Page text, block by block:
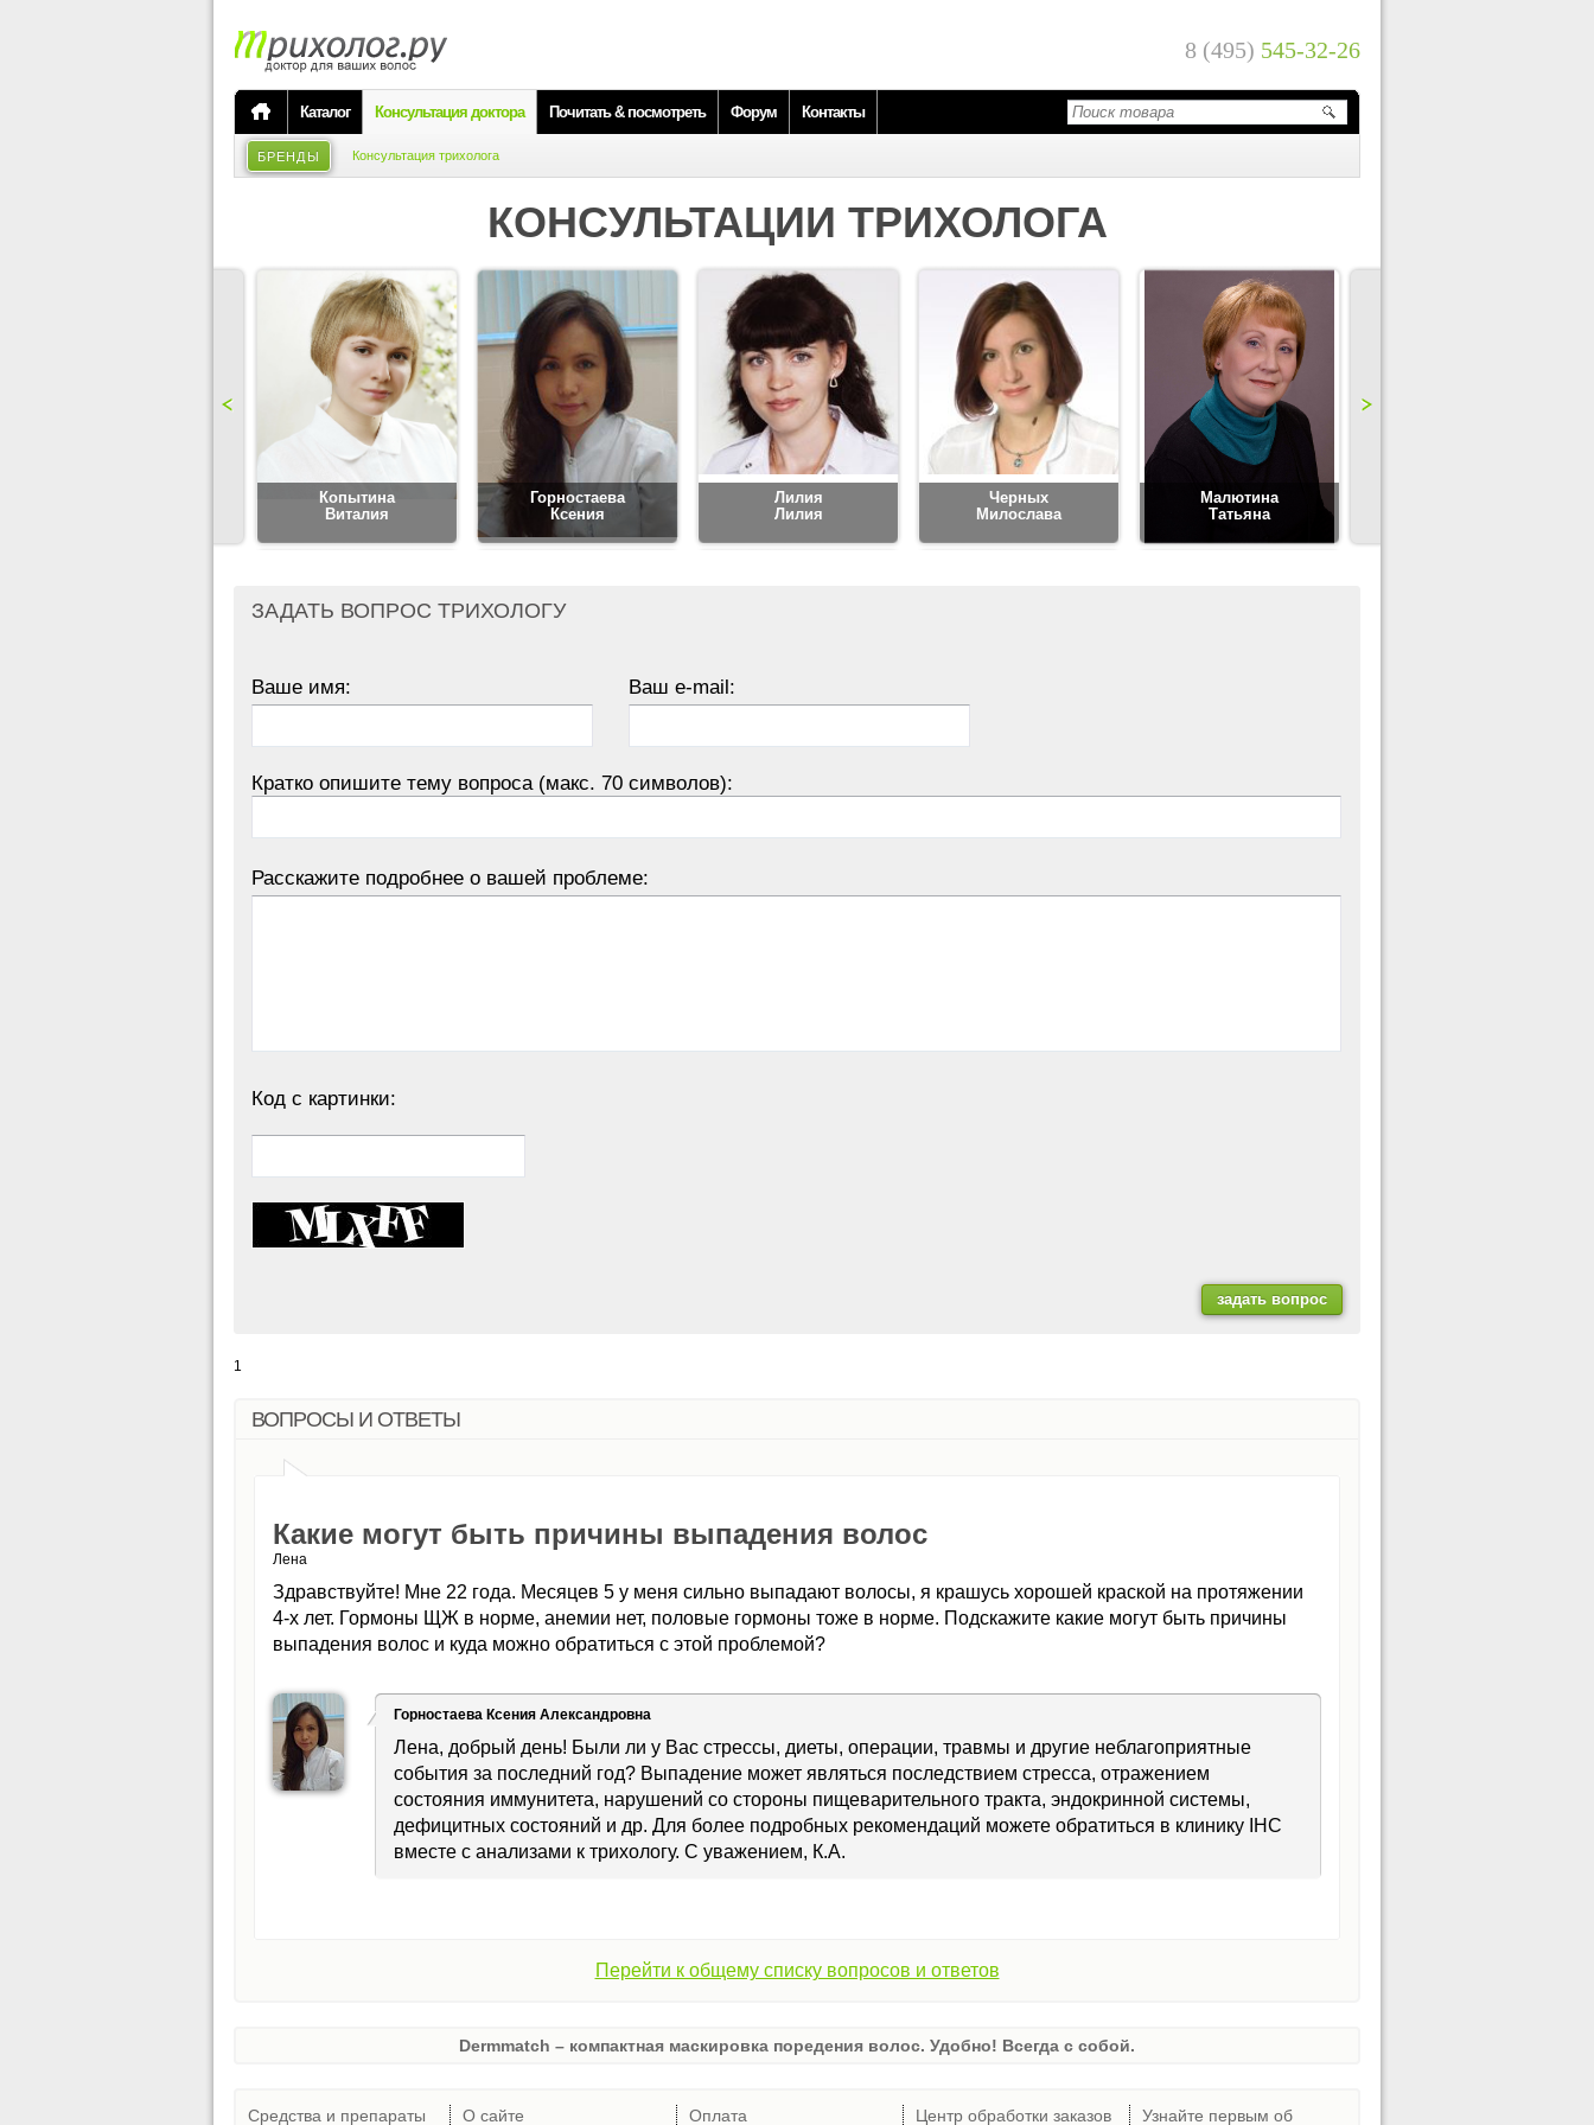
8 (495) 545-32-26
Каталог Консультация доктора Почитать & посмотреть Форум Контакты
БРЕНДЫ Консультация трихолога
КОНСУЛЬТАЦИИ ТРИХОЛОГА
Копытина
Виталия
Горностаева
Ксения
Лилия
Лилия
Черных
Милослава
Малютина
Татьяна
ЗАДАТЬ ВОПРОС ТРИХОЛОГУ
Ваше имя: Ваш e-mail:
Кратко опишите тему вопроса (макс. 70 символов):
Расскажите подробнее о вашей проблеме:
Код с картинки:
1
ВОПРОСЫ И ОТВЕТЫ
Какие могут быть причины выпадения волос
Лена
Здравствуйте! Мне 22 года. Месяцев 5 у меня сильно выпадают волосы, я крашусь хорошей краской на протяжении
4-х лет. Гормоны ЩЖ в норме, анемии нет, половые гормоны тоже в норме. Подскажите какие могут быть причины
выпадения волос и куда можно обратиться с этой проблемой?
Горностаева Ксения Александровна
Лена, добрый день! Были ли у Вас стрессы, диеты, операции, травмы и другие неблагоприятные
события за последний год? Выпадение может являться последствием стресса, отражением
состояния иммунитета, нарушений со стороны пищеварительного тракта, эндокринной системы,
дефицитных состояний и др. Для более подробных рекомендаций можете обратиться в клинику IHC
вместе с анализами к трихологу. С уважением, К.А.
Перейти к общему списку вопросов и ответов
Dermmatch – компактная маскировка поредения волос. Удобно! Всегда с собой.
Средства и препараты О сайте Оплата Центр обработки заказов Узнайте первым об